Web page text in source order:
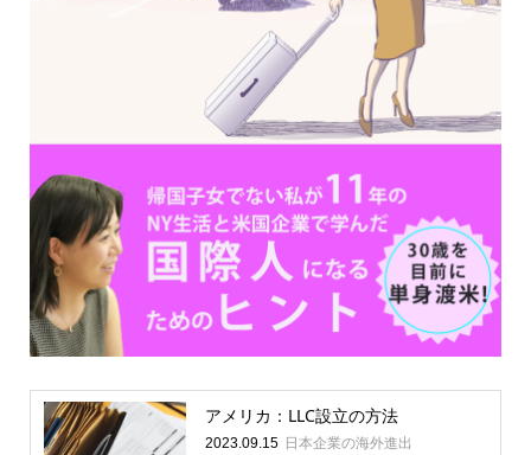
アメリカ：LLC設立の方法
2023.09.15 日本企業の海外進出